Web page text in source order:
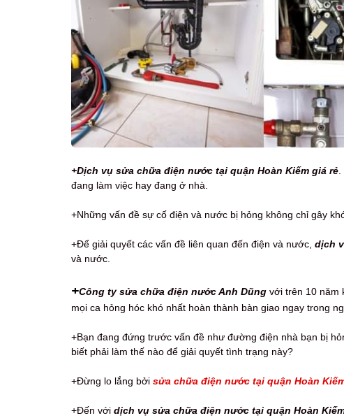
+Dịch vụ sửa chữa điện nước tại quận Hoàn Kiếm giá rẻ
đang làm việc hay đang ở nhà.
+Những vấn đề sự cố điện và nước bị hỏng không chỉ gây
+Để giải quyết các vấn đề liên quan đến điện và nước, dịch
và nước.
+Công ty sửa chữa điện nước Anh Dũng với trên 10 năm
mọi ca hỏng hóc khó nhất hoàn thành bàn giao ngay trong
+Bạn đang đứng trước vấn đề như đường điện nhà bạn bị
biết phải làm thế nào để giải quyết tình trạng này?
+Đừng lo lắng bởi sửa chữa điện nước tại quận Hoàn
+Đến với dịch vụ sửa chữa điện nước tại quận Hoàn